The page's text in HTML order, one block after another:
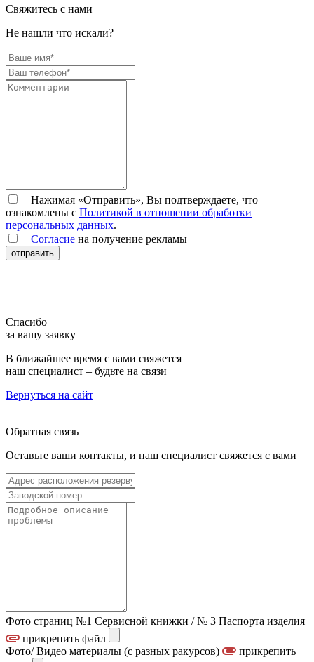
Свяжитесь с нами
Не нашли что искали?
Нажимая «Отправить», Вы подтверждаете, что
ознакомлены с Политикой в отношении обработки
персональных данных.
Согласие на получение рекламы
отправить
Спасибо
за вашу заявку
В ближайшее время с вами свяжется
наш специалист – будьте на связи
Вернуться на сайт
Обратная связь
Оставьте ваши контакты, и наш специалист свяжется с вами
Фото страниц №1 Сервисной книжки / № 3 Паспорта изделия
прикрепить файл
Фото/ Видео материалы (с разных ракурсов)
прикрепить